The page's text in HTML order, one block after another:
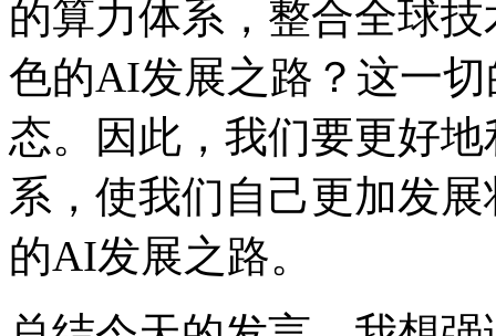
的算力体系，整合全球
色的AI发展之路？这一切的
态。因此，我们要更
系，使我们自己更加发
的AI发展之路。